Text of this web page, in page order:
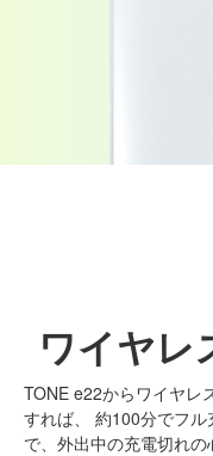
ワイヤレ
TONE e22からワイヤレ
すれば、
約100分でフル
で、外出中の充電切れの